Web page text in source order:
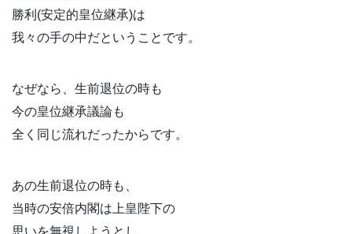
勝利(安定的皇位継承)は
我々の手の中だということです。
なぜなら、生前退位の時も
今の皇位継承議論も
全く同じ流れだったからです。
あの生前退位の時も、
当時の安倍内閣は上皇陛下の